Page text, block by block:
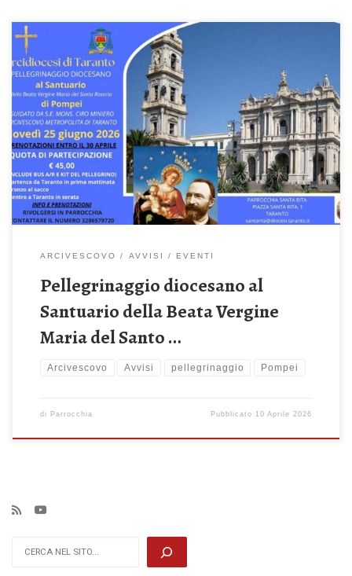
ARCIVESCOVO AVVISI EVENTI
Pellegrinaggio diocesano al
Santuario della Beata Vergine
Maria del Santo …
Arcivescovo Avvisi pellegrinaggio Pompei
di Parrocchia Pubblicato 10 Aprile 2026